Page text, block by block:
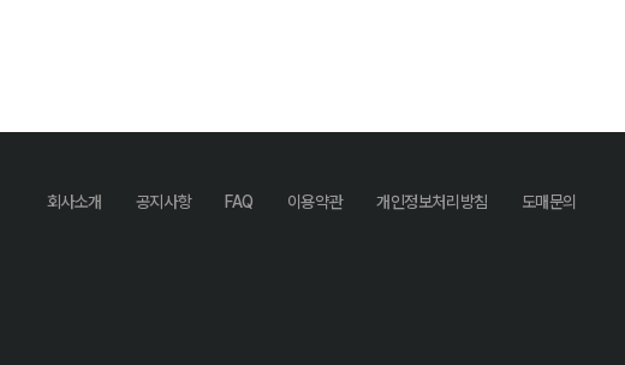
회사소개 공지사항 FAQ 이용약관 개인정보처리방침 도매문의